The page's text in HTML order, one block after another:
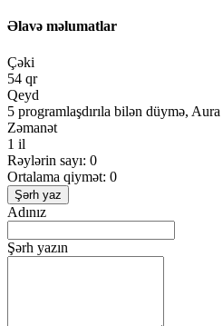
Əlavə məlumatlar
Çəki
54 qr
Qeyd
5 programlaşdırıla bilən düymə,
Zəmanət
1 il
Rəylərin sayı: 0
Ortalama qiymət: 0
Şərh yaz
Adınız
Şərh yazın